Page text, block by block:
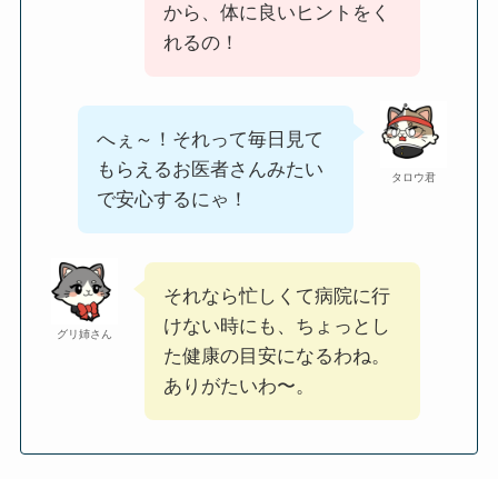
から、体に良いヒントをく
れるの！
タロウ君
へぇ～！それって毎日見て
もらえるお医者さんみたい
で安心するにゃ！
グリ姉さん
それなら忙しくて病院に行
けない時にも、ちょっとし
た健康の目安になるわね。
ありがたいわ〜。